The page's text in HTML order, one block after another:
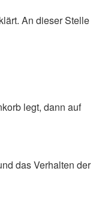
An dieser Stelle
legt, dann auf
das Verhalten der